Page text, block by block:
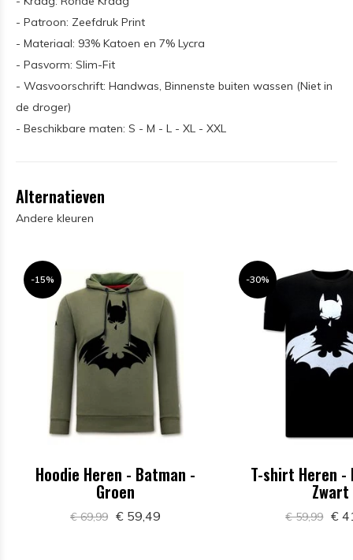
- Patroon: Zeefdruk Print
- Materiaal: 93% Katoen en 7% Lycra
- Pasvorm: Slim-Fit
- Wasvoorschrift: Handwas, Binnenste buiten wassen (Niet in
de droger)
- Beschikbare maten: S - M - L - XL - XXL
Alternatieven
Andere kleuren
-15%
Hoodie Heren - Batman -
Groen
€ 69,99 € 59,49
-30%
T-shirt Heren -
Zwart
€ 59,99 €